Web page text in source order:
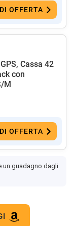
OFFERTA
Cassa 42
con
M
OFFERTA
un guadagno dagli